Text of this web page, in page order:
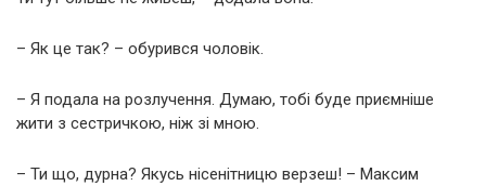
– Як це так? – обурився чоловік.
– Я подала на розлучення. Думаю, тобі буде приємніше
жити з сестричкою, ніж зі мною.
– Ти що, дурна? Якусь нісенітницю верзеш! – Максим